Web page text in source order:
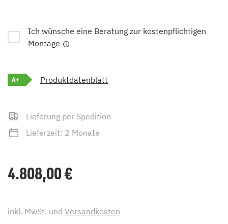
Ich wünsche eine Beratung zur kostenpflichtigen
Montage
A+ Produktdatenblatt
Lieferung per Spedition
Lieferzeit: 2 Monate
4.808,00€
inkl. MwSt. und Versandkosten